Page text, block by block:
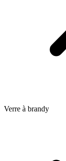
Verre à brandy